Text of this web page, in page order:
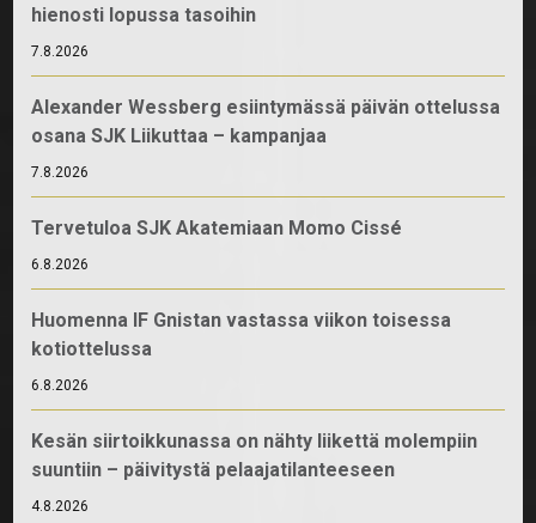
hienosti lopussa tasoihin
7.8.2026
Alexander Wessberg esiintymässä päivän ottelussa
osana SJK Liikuttaa – kampanjaa
7.8.2026
Tervetuloa SJK Akatemiaan Momo Cissé
6.8.2026
Huomenna IF Gnistan vastassa viikon toisessa
kotiottelussa
6.8.2026
Kesän siirtoikkunassa on nähty liikettä molempiin
suuntiin – päivitystä pelaajatilanteeseen
4.8.2026